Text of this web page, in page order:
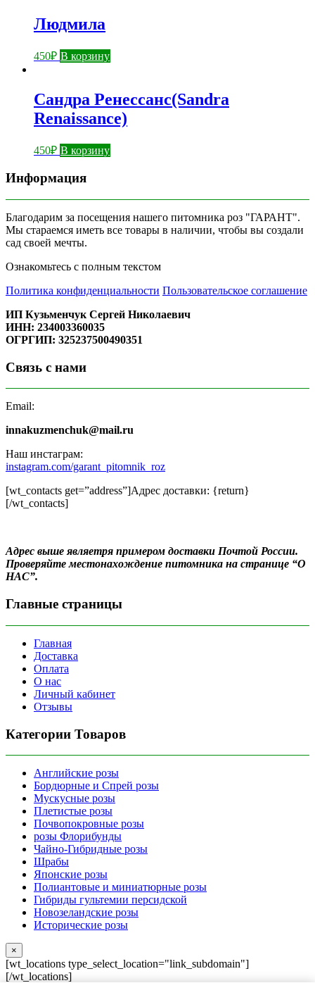
Людмила
450₽ В корзину
Сандра Ренессанс(Sandra
Renaissance)
450₽ В корзину
Информация
Благодарим за посещения нашего питомника роз "ГАРАНТ".
Мы стараемся иметь все товары в наличии, чтобы вы создали
сад своей мечты.
Ознакомьтесь с полным текстом
Политика конфиденциальности Пользовательское соглашение
ИП Кузьменчук Сергей Николаевич
ИНН: 234003360035
ОГРГИП: 325237500490351
Связь с нами
Email:
innakuzmenchuk@mail.ru
Наш инстаграм:
instagram.com/garant_pitomnik_roz
[wt_contacts get=”address”]Адрес доставки: {return}
[/wt_contacts]
Адрес выше являетря примером доставки Почтой России.
Проверяйте местонахождение питомника на странице “О
НАС”.
Главные страницы
Главная
Доставка
Оплата
О нас
Личный кабинет
Отзывы
Категории Товаров
Английские розы
Бордюрные и Спрей розы
Мускусные розы
Плетистые розы
Почвопокровные розы
розы Флорибунды
Чайно-Гибридные розы
Шрабы
Японские розы
Полиантовые и миниатюрные розы
Гибриды гультемии персидской
Новозеландские розы
Исторические розы
×
[wt_locations type_select_location="link_subdomain"]
[/wt_locations]